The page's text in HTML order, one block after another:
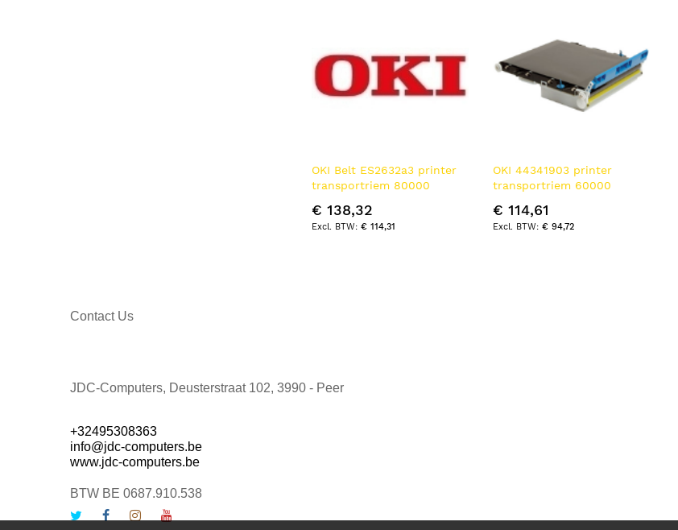
OKI Belt ES2632a3 printer
transportriem 80000
€ 138,32
€ 114,31
OKI 44341903 printer
transportriem 60000
€ 114,61
€ 94,72
Contact Us
JDC-Computers, Deusterstraat 102, 3990 - Peer
+32495308363
info@jdc-computers.be
www.jdc-computers.be
BTW BE 0687.910.538